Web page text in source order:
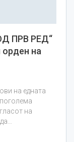
ПРВ РЕД“
на
на едната
на